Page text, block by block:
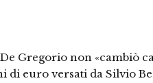
Gregorio non «cambiò
di euro versati da Silvio